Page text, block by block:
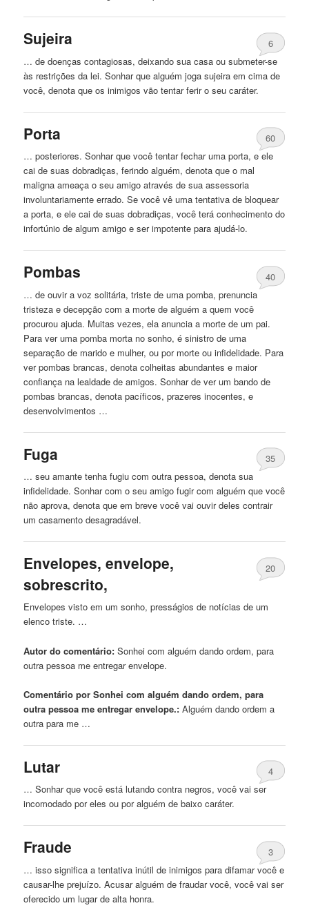
Sujeira
6
… de doenças contagiosas, deixando sua casa ou submeter-se
às restrições da lei. Sonhar quealguém joga sujeira em cima de
você, denota que os inimigos vão tentar ferir o seu caráter.
Porta
60
… posteriores. Sonhar que você tentar fechar uma porta, e ele
cai de suas dobradiças, ferindoalguém, denota que o mal
maligna ameaça o seu amigo através de sua assessoria
involuntariamente errado. Se você vê uma tentativa de bloquear
a porta, e ele cai de suas dobradiças, você terá conhecimento do
infortúnio de algum amigo e ser impotente para ajudá-lo.
Pombas
40
… de ouvir a voz solitária, triste de uma pomba, prenuncia
tristeza e decepção com a morte dealguém a quem você
procurou ajuda. Muitas vezes, ela anuncia a morte de um pai.
Para ver uma pomba morta no sonho, é sinistro de uma
separação de marido e mulher, ou por morte ou infidelidade. Para
ver pombas brancas, denota colheitas abundantes e maior
confiança na lealdade de amigos. Sonhar de ver um bando de
pombas brancas, denota pacíficos, prazeres inocentes, e
desenvolvimentos …
Fuga
35
… seu amante tenha fugiu com outra pessoa, denota sua
infidelidade. Sonhar com o seu amigo fugir comalguém que você
não aprova, denota que em breve você vai ouvir deles contrair
um casamento desagradável.
Envelopes, envelope,
sobrescrito,
20
Envelopes visto em um sonho, presságios de notícias de um
elenco triste. …
Autor do comentário: Sonhei comalguém dando ordem, para
outra pessoa me entregar envelope.
Comentário por Sonhei com alguém dando ordem, para
outra pessoa me entregar envelope.: Alguém dando ordem a
outra para me …
Lutar
4
… Sonhar que você está lutando contra negros, você vai ser
incomodado por eles ou poralguém de baixo caráter.
Fraude
3
… isso significa a tentativa inútil de inimigos para difamar você e
causar-lhe prejuízo. Acusaralguém de fraudar você, você vai ser
oferecido um lugar de alta honra.